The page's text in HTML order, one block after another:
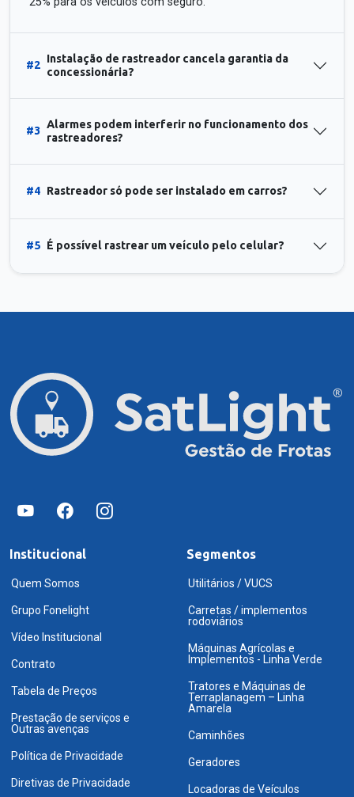
#2
Instalação de rastreador cancela garantia da
concessionária?
#3
Alarmes podem interferir no funcionamento dos
rastreadores?
#4 Rastreador só pode ser instalado em carros?
#5 É possível rastrear um veículo pelo celular?
Institucional
Quem Somos
Grupo Fonelight
Vídeo Institucional
Contrato
Tabela de Preços
Prestação de serviços e
Outras avenças
Política de Privacidade
Diretivas de Privacidade
Segmentos
Utilitários / VUCS
Carretas / implementos
rodoviários
Máquinas Agrícolas e
Implementos - Linha Verde
Tratores e Máquinas de
Terraplanagem – Linha
Amarela
Caminhões
Geradores
Locadoras de Veículos